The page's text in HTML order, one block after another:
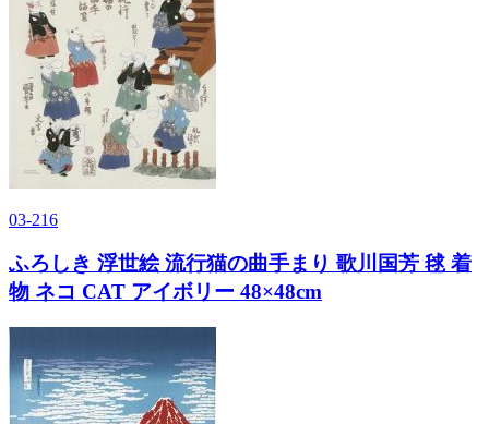
03-216
ふろしき 浮世絵 流行猫の曲手まり 歌川国芳 毬 着
物 ネコ CAT アイボリー 48×48cm